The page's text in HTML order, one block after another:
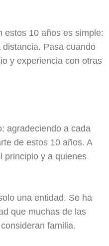
estos 10 años es simple:
distancia. Pasa cuando
y experiencia con otras
agradeciendo a cada
de estos 10 años. A
principio y a quienes
una entidad. Se ha
que muchas de las
familia.